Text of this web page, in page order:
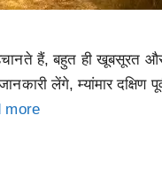
हैं, बहुत ही
लेंगे, म्यांमार
more